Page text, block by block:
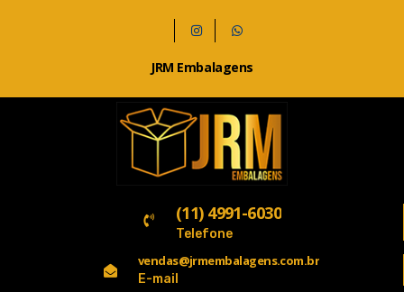
JRM Embalagens
(11) 4991-6030
Telefone
vendas@jrmembalagens.com.br
E-mail